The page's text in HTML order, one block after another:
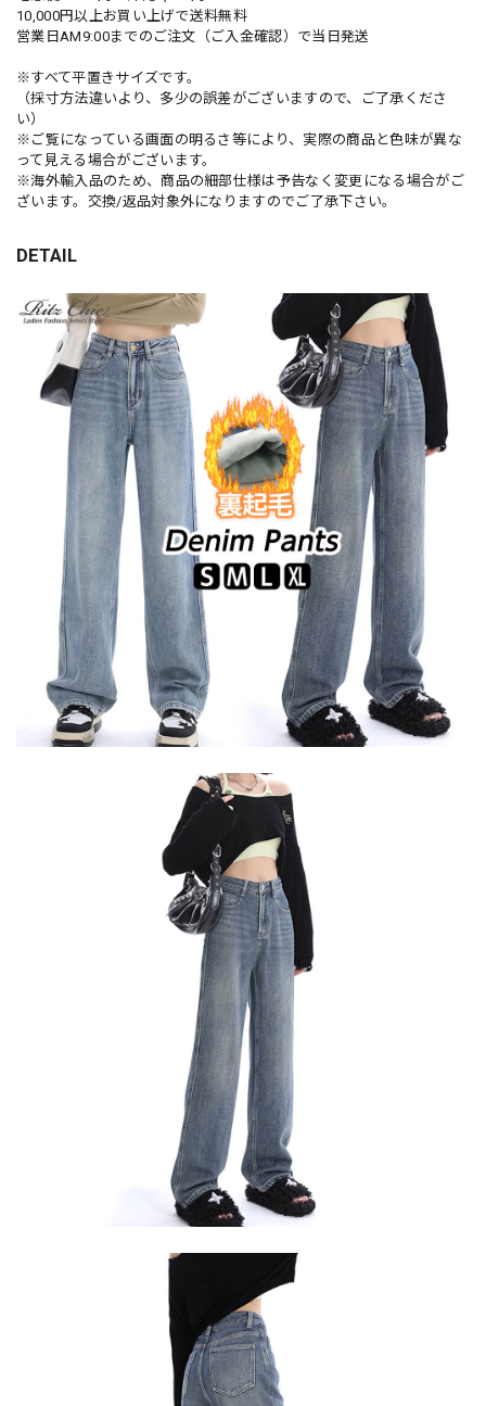
10,000円以上お買い上げで送料無料
営業日AM9:00までのご注文（ご入金確認）で当日発送
※すべて平置きサイズです。
（採寸方法違いより、多少の誤差がございますので、ご了承くださ
い）
※ご覧になっている画面の明るさ等により、実際の商品と色味が異な
って見える場合がございます。
※海外輸入品のため、商品の細部仕様は予告なく変更になる場合がご
ざいます。交換/返品対象外になりますのでご了承下さい。
DETAIL